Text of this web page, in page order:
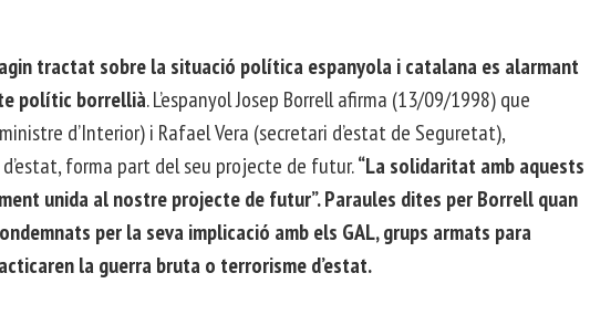
tractat sobre la situació política espanyola i catalana es alarmant
polític borrellià. L’espanyol Josep Borrell afirma (13/09/1998) que
d’Interior) i Rafael Vera (secretari d’estat de Seguretat),
forma part del seu projecte de futur.“La solidaritat amb aquests
unida al nostre projecte de futur”. Paraules dites per Borrell quan
per la seva implicació amb els GAL, grups armats para
la guerra bruta o terrorisme d’estat.